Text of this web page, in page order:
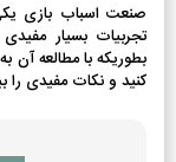
صنعت اسباب بازی
تجربیات بسیار
بطوریکه با مطالعه آن
کنید و نکات مفیدی را